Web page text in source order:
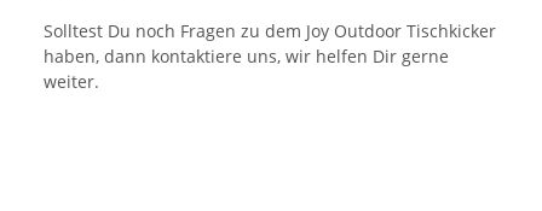
Solltest Du noch Fragen zu dem Joy Outdoor Tischkicker
haben, dann kontaktiere uns, wir helfen Dir gerne
weiter.